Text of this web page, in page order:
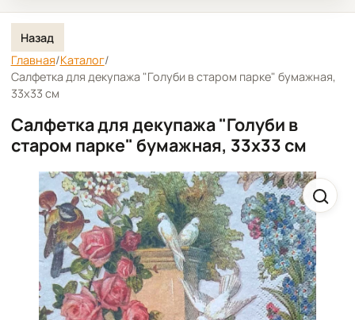
Назад
Главная/Каталог/
Салфетка для декупажа "Голуби в старом парке" бумажная,
33х33 см
Салфетка для декупажа "Голуби в
старом парке" бумажная, 33х33 см